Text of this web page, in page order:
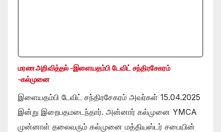
மரண அறிவித்தல் -இளையதம்பி டேவிட் சந்திரசேகரம்
-கல்முனை
இளையதம்பி டேவிட் சந்திரசேகரம் அவர்கள் 15.04.2025
இன்று இறைபதமடைந்தார். அன்னார் கல்முனை YMCA
முன்னாள் தலைவரும் கல்முனை மத்தியஸ்டர் சபையின்